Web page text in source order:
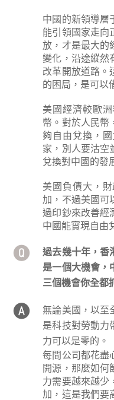
中國的新領導層
能引領國家走向
放，才是最大的
變化，沿途縱然
改革開放道路。
的困局，是可以
美國經濟較歐
幣。對於人民幣
夠自由兌換，
家，別人要沽空
兌換對中國的發
美國負債大，
加，不過美國可
過印鈔來改善經
中國能實現自由
過去幾十年，香
是一個大機會，
三個機會你全都
無論美國，以至
是科技對勞動力
力可以是零的。
每間公司都花盡
開源，那麼如何
力需要越來越少
加，這是我們要